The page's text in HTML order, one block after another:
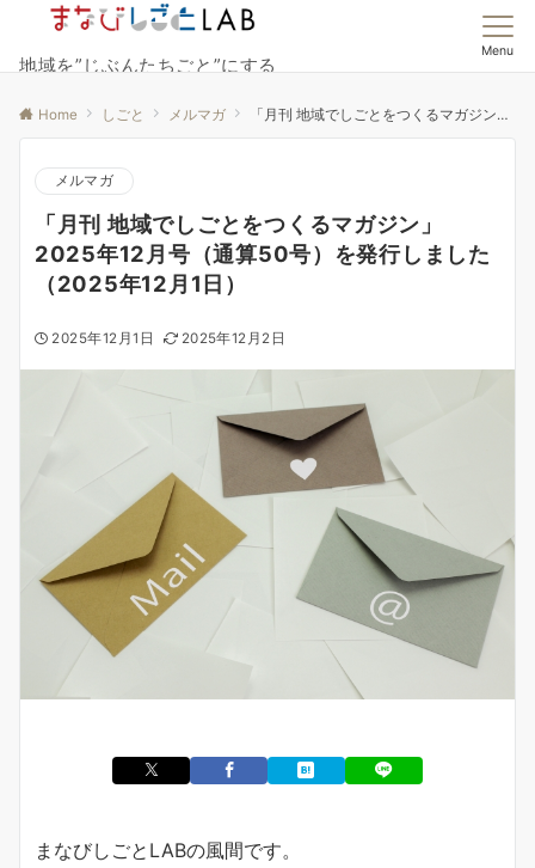
地域を”じぶんたちごと”にする
Menu
Home しごと メルマガ 「月刊 地域でしごとをつくるマガジン」2025年12月号（通算50号）を発行しました（2025年12月1日）
メルマガ
「月刊 地域でしごとをつくるマガジン」
2025年12月号（通算50号）を発行しました
（2025年12月1日）
2025年12月1日 2025年12月2日
まなびしごとLABの風間です。